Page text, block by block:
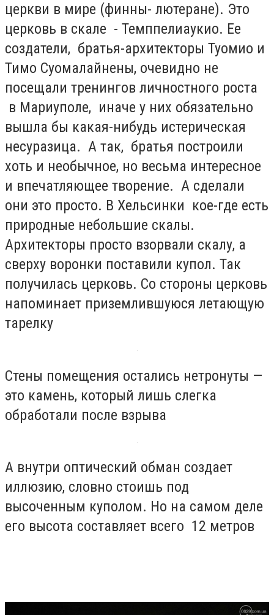
церкви в мире (финны- лютеране). Это
церковь в скале - Темппелиаукио. Ее
создатели, братья-архитекторы Туомио и
Тимо Суомалайнены, очевидно не
посещали тренингов личностного роста
в Мариуполе, иначе у них обязательно
вышла бы какая-нибудь истерическая
несуразица. А так, братья построили
хоть и необычное, но весьма интересное
и впечатляющее творение. А сделали
они это просто. В Хельсинки кое-где есть
природные небольшие скалы.
Архитекторы просто взорвали скалу, а
сверху воронки поставили купол. Так
получилась церковь. Со стороны церковь
напоминает приземлившуюся летающую
тарелку
Стены помещения остались нетронуты —
это камень, который лишь слегка
обработали после взрыва
А внутри оптический обман создает
иллюзию, словно стоишь под
высоченным куполом. Но на самом деле
его высота составляет всего 12 метров